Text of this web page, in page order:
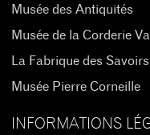
Musée des Antiquités
Musée de la Corderie
La Fabrique des Savoirs
Musée Pierre Corneille
INFORMATIONS